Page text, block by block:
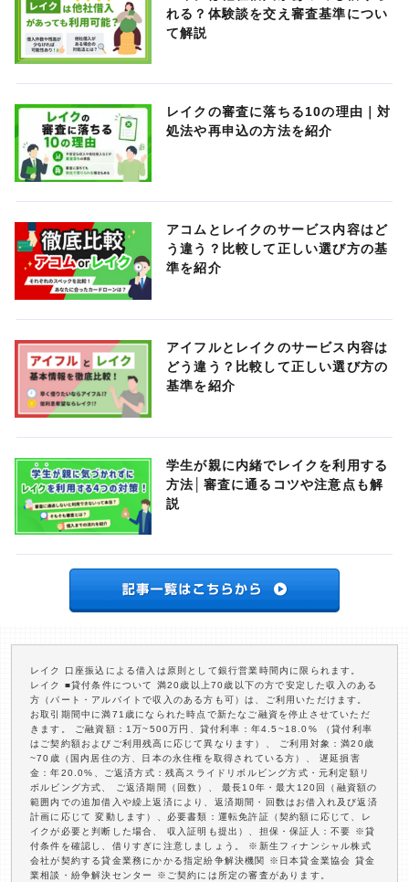
れる？体験談を交え審査基準につい
て解説
レイクの審査に落ちる10の理由｜対
処法や再申込の方法を紹介
アコムとレイクのサービス内容はど
う違う？比較して正しい選び方の基
準を紹介
アイフルとレイクのサービス内容は
どう違う？比較して正しい選び方の
基準を紹介
学生が親に内緒でレイクを利用する
方法│審査に通るコツや注意点も解
説
レイク 口座振込による借入は原則として銀行営業時間内に限られます。
レイク ■貸付条件について 満20歳以上70歳以下の方で安定した収入のある
方（パート・アルバイトで収入のある方も可）は、ご利用いただけます。
お取引期間中に満71歳になられた時点で新たなご融資を停止させていただ
きます。 ご融資額：1万~500万円、貸付利率：年4.5~18.0% （貸付利率
はご契約額およびご利用残高に応じて異なります）、 ご利用対象：満20歳
~70歳（国内居住の方、日本の永住権を取得されている方）、 遅延損害
金：年20.0%、ご返済方式：残高スライドリボルビング方式・元利定額リ
ボルビング方式、 ご返済期間（回数）、 最長10年・最大120回（融資額の
範囲内での追加借入や繰上返済により、返済期間・回数はお借入れ及び返済
計画に応じて 変動します）、必要書類：運転免許証（契約額に応じて、レ
イクが必要と判断した場合、 収入証明も提出）、担保・保証人：不要 ※貸
付条件を確認し、借りすぎに注意しましょう。 ※新生フィナンシャル株式
会社が契約する貸金業務にかかる指定紛争解決機関 ※日本貸金業協会 貸金
業相談・紛争解決センター ※ご契約には所定の審査があります。